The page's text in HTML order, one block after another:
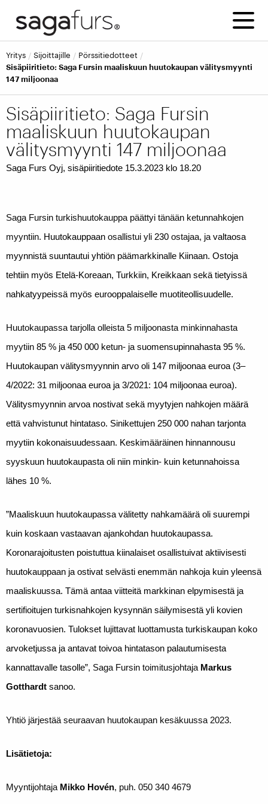
Yritys Sijoittajille
Pörssitiedotteet
Sisäpiiritieto: Saga Fursin maaliskuun huutokaupan välitysmyynti
147 miljoonaa
Sisäpiiritieto: Saga Fursin
maaliskuun huutokaupan
välitysmyynti 147 miljoonaa
Saga Furs Oyj, sisäpiiritiedote 15.3.2023 klo 18.20
Saga Fursin turkishuutokauppa päättyi tänään ketunnahkojen
myyntiin. Huutokauppaan osallistui yli 230 ostajaa, ja valtaosa
myynnistä suuntautui yhtiön päämarkkinalle Kiinaan. Ostoja
tehtiin myös Etelä-Koreaan, Turkkiin, Kreikkaan sekä tietyissä
nahkatyypeissä myös eurooppalaiselle muotiteollisuudelle.
Huutokaupassa tarjolla olleista 5 miljoonasta minkinnahasta
myytiin 85 % ja 450 000 ketun- ja suomensupinnahasta 95 %.
Huutokaupan välitysmyynnin arvo oli 147 miljoonaa euroa (3–
4/2022: 31 miljoonaa euroa ja 3/2021: 104 miljoonaa euroa).
Välitysmyynnin arvoa nostivat sekä myytyjen nahkojen määrä
että vahvistunut hintataso. Sinikettujen 250 000 nahan tarjonta
myytiin kokonaisuudessaan. Keskimääräinen hinnannousu
syyskuun huutokaupasta oli niin minkin- kuin ketunnahoissa
lähes 10 %.
”Maaliskuun huutokaupassa välitetty nahkamäärä oli suurempi
kuin koskaan vastaavan ajankohdan huutokaupassa.
Koronarajoitusten poistuttua kiinalaiset osallistuivat aktiivisesti
huutokauppaan ja ostivat selvästi enemmän nahkoja kuin yleensä
maaliskuussa. Tämä antaa viitteitä markkinan elpymisestä ja
sertifioitujen turkisnahkojen kysynnän säilymisestä yli kovien
koronavuosien. Tulokset lujittavat luottamusta turkiskaupan koko
arvoketjussa ja antavat toivoa hintatason palautumisesta
kannattavalle tasolle”, Saga Fursin toimitusjohtaja Markus
Gotthardt sanoo.
Yhtiö järjestää seuraavan huutokaupan kesäkuussa 2023.
Lisätietoja:
Myyntijohtaja Mikko Hovén, puh. 050 340 4679